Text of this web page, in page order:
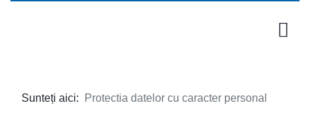
Sunteți aici: Protectia datelor cu caracter personal